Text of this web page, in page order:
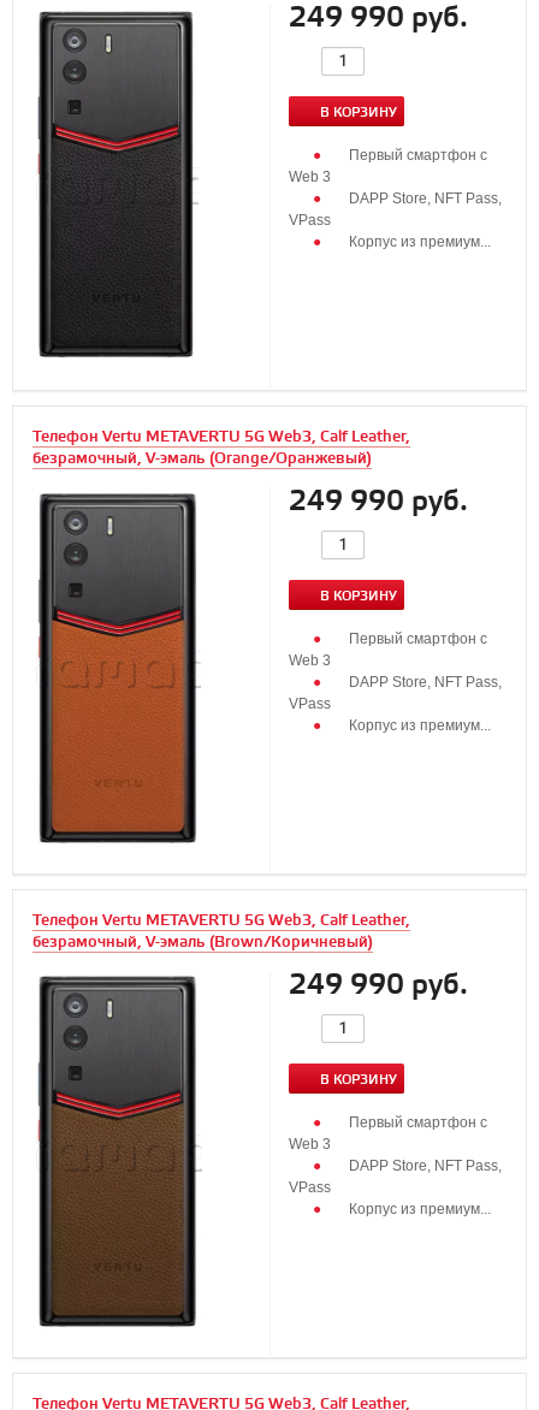
249 990 руб.
В КОРЗИНУ
Первый смартфон с
Web 3
DAPP Store, NFT Pass,
VPass
Корпус из премиум...
Телефон Vertu METAVERTU 5G Web3, Calf Leather,
безрамочный, V-эмаль (Orange/Оранжевый)
249 990 руб.
В КОРЗИНУ
Первый смартфон с
Web 3
DAPP Store, NFT Pass,
VPass
Корпус из премиум...
Телефон Vertu METAVERTU 5G Web3, Calf Leather,
безрамочный, V-эмаль (Brown/Коричневый)
249 990 руб.
В КОРЗИНУ
Первый смартфон с
Web 3
DAPP Store, NFT Pass,
VPass
Корпус из премиум...
Телефон Vertu METAVERTU 5G Web3, Calf Leather,